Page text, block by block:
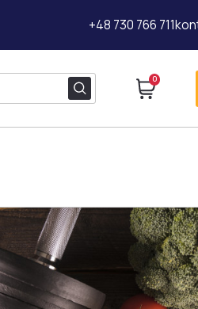
+48 730 766 711
0